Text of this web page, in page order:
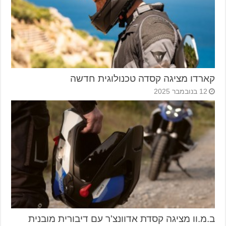
קארדו מציגה קסדה טכנולוגית חדשה
12 בנובמבר 2025
ב.מ.וו מציגה קסדת אדוונצ'ר עם דיבורית מובנית